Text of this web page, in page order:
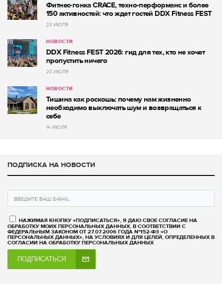
Фитнес-гонка CRACE, техно-перформанс и более
150 активностей: что ждет гостей DDX Fitness FEST
23 ИЮЛЯ
НОВОСТИ
DDX Fitness FEST 2026: гид для тех, кто не хочет
пропустить ничего
20 ИЮЛЯ
НОВОСТИ
Тишина как роскошь: почему нам жизненно
необходимо выключать шум и возвращаться к
себе
14 ИЮЛЯ
ПОДПИСКА НА НОВОСТИ
НАЖИМАЯ КНОПКУ «ПОДПИСАТЬСЯ», Я ДАЮ СВОЕ СОГЛАСИЕ НА
ОБРАБОТКУ МОИХ ПЕРСОНАЛЬНЫХ ДАННЫХ, В СООТВЕТСТВИИ С
ФЕДЕРАЛЬНЫМ ЗАКОНОМ ОТ 27.07.2006 ГОДА №152-ФЗ «О
ПЕРСОНАЛЬНЫХ ДАННЫХ», НА УСЛОВИЯХ И ДЛЯ ЦЕЛЕЙ, ОПРЕДЕЛЕННЫХ В
СОГЛАСИИ НА ОБРАБОТКУ ПЕРСОНАЛЬНЫХ ДАННЫХ
ПОДПИСАТЬСЯ